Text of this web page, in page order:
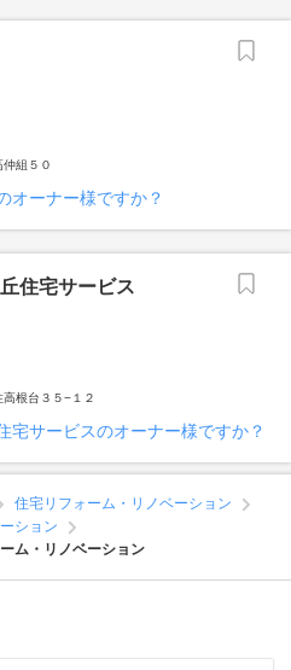
組５０
オーナー様ですか？
住宅サービス
根台３５−１２
サービスのオーナー様ですか？
住宅リフォーム・リノベーション
ション
ム・リノベーション